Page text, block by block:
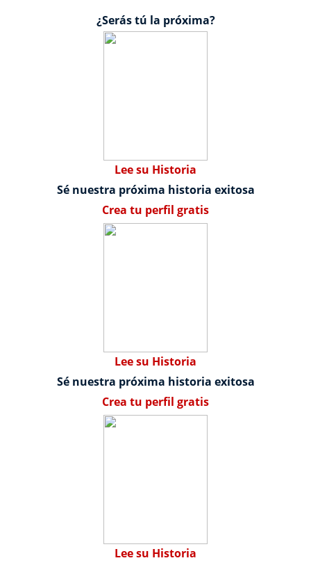
¿Serás tú la próxima?
Lee su Historia
Sé nuestra próxima historia exitosa
Crea tu perfil gratis
Lee su Historia
Sé nuestra próxima historia exitosa
Crea tu perfil gratis
Lee su Historia